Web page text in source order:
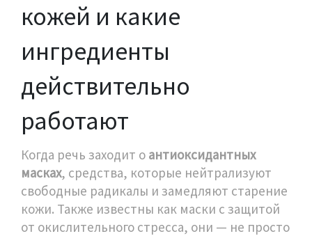
кожей и какие
ингредиенты
действительно
работают
Когда речь заходит о антиоксидантных
масках, средства, которые нейтрализуют
свободные радикалы и замедляют старение
кожи. Также известны как маски с защитой
от окислительного стресса, они — не просто